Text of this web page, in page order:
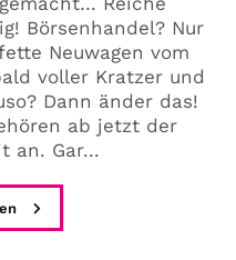
Börsenhandel? Nur
Neuwagen vom
voller Kratzer und
Dann änder das!
ab jetzt der
an. Gar...